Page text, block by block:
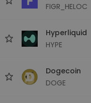
FIGR_HELOC
Hyperliquid
HYPE
Dogecoin
DOGE